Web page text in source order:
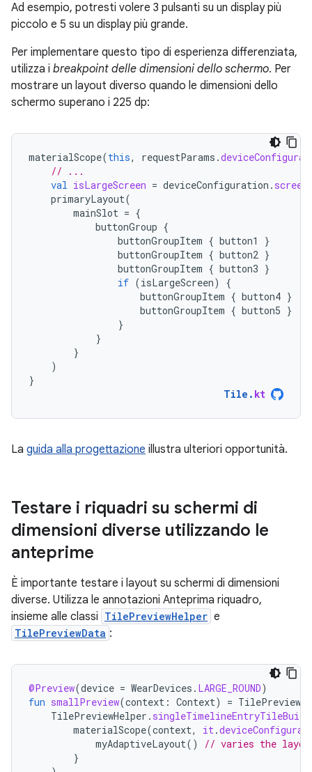
Ad esempio, potresti volere 3 pulsanti su un display più
piccolo e 5 su un display più grande.
Per implementare questo tipo di esperienza differenziata,
utilizza i breakpoint delle dimensioni dello schermo. Per
mostrare un layout diverso quando le dimensioni dello
schermo superano i 225 dp:
materialScope(this, requestParams .
// ...
val isLargeScreen = deviceConfiguration .
primaryLayout(
mainSlot = {
buttonGroup {
buttonGroupItem { button1
}
buttonGroupItem { button2 }
buttonGroupItem { button3 }
if (isLargeScreen)
{
buttonGroupItem { button4 }
buttonGroupItem { button5 }
}
}
}
)
}
Tile . kt
La guida alla progettazione illustra ulteriori opportunità.
Testare i riquadri su schermi di
dimensioni diverse utilizzando le
anteprime
È importante testare i layout su schermi di dimensioni
diverse. Utilizza le annotazioni Anteprima riquadro,
insieme alle classi TilePreviewHelper e
TilePreviewData :
@Preview(device = WearDevices . LARGE_ROUND)
fun smallPreview(context : Context) =
TilePreviewHelper .
materialScope(context, it.
myAdaptiveLayout()
// varies the
}